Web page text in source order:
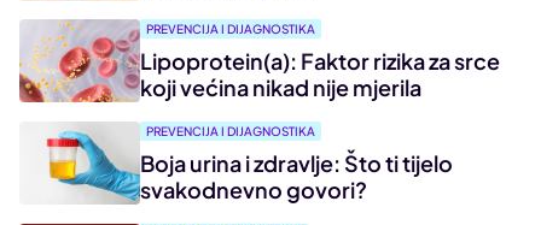
PREVENCIJA I DIJAGNOSTIKA
Lipoprotein(a): Faktor rizika za srce
koji većina nikad nije mjerila
PREVENCIJA I DIJAGNOSTIKA
Boja urina i zdravlje: Što ti tijelo
svakodnevno govori?